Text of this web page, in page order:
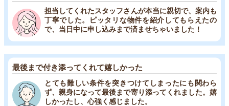
担当してくれたスタッフさんが本当に親切で、案内も
丁寧でした。ピッタリな物件を紹介してもらえたの
で、当日中に申し込みまで済ませちゃいました！
最後まで付き添ってくれて嬉しかった
とても難しい条件を突きつけてしまったにも関わら
ず、親身になって最後まで寄り添ってくれました。嬉
しかったし、心強く感じました。